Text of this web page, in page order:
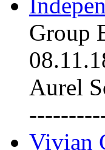
Group
Aurel
Vivian